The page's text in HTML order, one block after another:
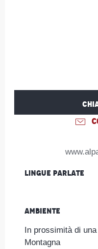
Lingue parlate
Lingue parlate
Ambiente
Ambiente
In prossimità di
Montagna